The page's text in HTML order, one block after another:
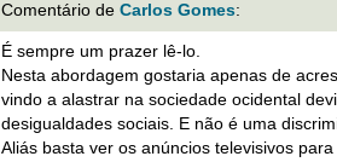
Comentário de Carlos Gomes:
É sempre um prazer lê-lo.
Nesta abordagem gostaria apenas de
vindo a alastrar na sociedade ocidental
desigualdades sociais. E não é uma
Aliás basta ver os anúncios televisivos